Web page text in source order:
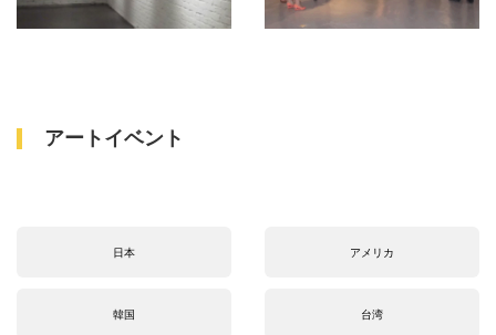
アートイベント
日本 アメリカ
韓国 台湾